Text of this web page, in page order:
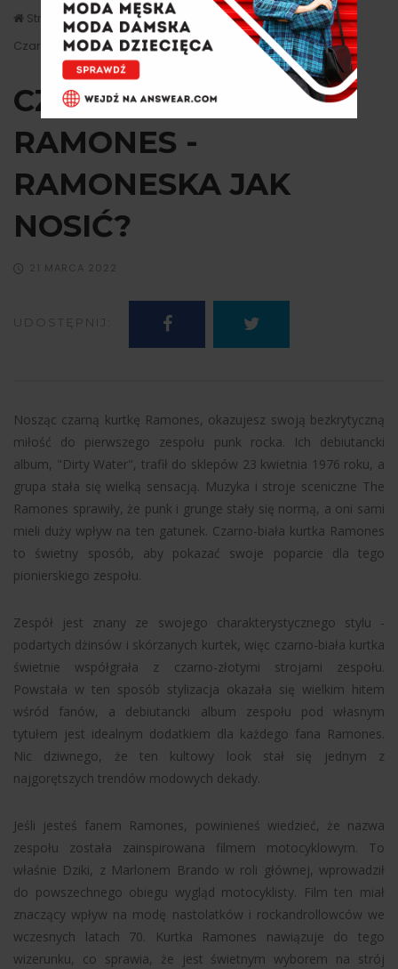
Strona główna
Stylizacje
Czarna kurtka Ramones - Ramoneska Jak nosić?
CZARNA KURTKA
RAMONES -
RAMONESKA JAK
NOSIĆ?
21 MARCA 2022
UDOSTĘPNIJ:
Nosząc czarną kurtkę Ramones, okazujesz swoją bezkrytyczną
miłość do pierwszego zespołu punk rocka. Ich debiutancki
album, "Dirty Water", trafił do sklepów 23 kwietnia 1976 roku, a
grupa stała się wielką sensacją. Muzyka i stroje sceniczne The
Ramones sprawiły, że punk i grunge stały się normą, a oni sami
mieli duży wpływ na ten gatunek. Czarno-biała kurtka Ramones
to świetny sposób, aby pokazać swoje poparcie dla tego
pionierskiego zespołu.
Zespół jest znany ze swojego charakterystycznego stylu -
podartych dżinsów i skórzanych kurtek, więc czarno-biała kurtka
świetnie współgrała z czarno-złotymi strojami zespołu.
Powstała w ten sposób stylizacja okazała się wielkim hitem
wśród fanów, a debiutancki album zespołu pod własnym
tytułem jest idealnym dodatkiem dla każdego fana Ramones.
Nic dziwnego, że ten kultowy look stał się jednym z
najgorętszych trendów modowych dekady.
Jeśli jesteś fanem Ramones, powinieneś wiedzieć, że nazwa
zespołu została zainspirowana filmem motocyklowym. To
właśnie Dziki, z Marlonem Brando w roli głównej, wprowadził
do powszechnego obiegu wygląd motocyklisty. Film ten miał
znaczący wpływ na modę nastolatków i rockandrollowców we
wczesnych latach 70. Kurtka Ramones nawiązuje do tego
wizerunku, co sprawia, że jest świetnym wyborem na strój